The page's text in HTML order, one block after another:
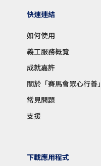
快速連結
如何使用
義工服務概覽
成就嘉許
關於「賽馬會眾心行善」
常見問題
支援
下載應用程式